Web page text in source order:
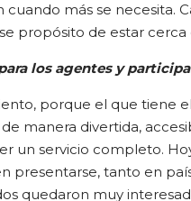
cuando más se necesita.
propósito de estar cerca
los agentes y
porque el que tiene
manera divertida,
un servicio completo.
presentarse, tanto en
quedaron muy